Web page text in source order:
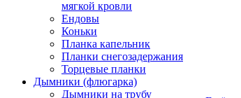
мягкой кровли
Ендовы
Коньки
Планка капельник
Планки снегозадержания
Торцевые планки
Дымники (флюгарка)
Дымники на трубу